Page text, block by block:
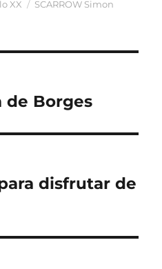
XX Etiquetas
SCARROW Simon
de Borges
disfrutar de